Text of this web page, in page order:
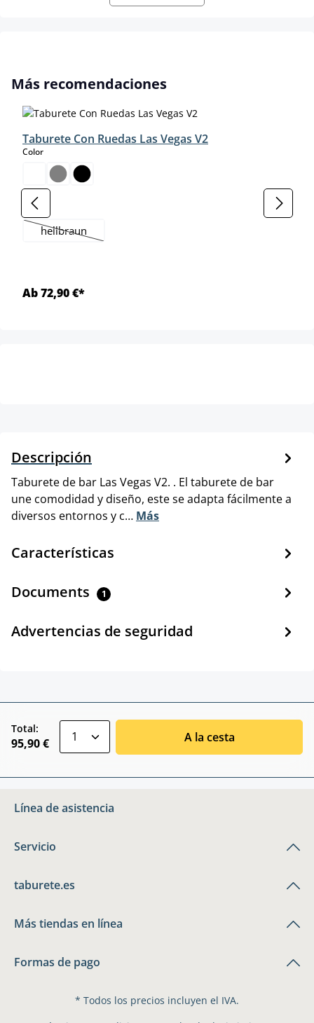
Omitir la galería de productos
Más recomendaciones
Taburete Con Ruedas Las Vegas V2
Colorselect
Farbe
hellbraun
(Esta opción no está disponible en este momento.)
Ab 72,90 €*
Descripción
Taburete de bar Las Vegas V2. . El taburete de bar
une comodidad y diseño, este se adapta fácilmente a
diversos entornos y c… Más
Características
Documents 1
Advertencias de seguridad
Total:
95,90 € A la cesta
Línea de asistencia
Servicio
taburete.es
Más tiendas en línea
Formas de pago
* Todos los precios incluyen el IVA.